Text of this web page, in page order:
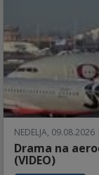
NEDELJA,
Drama na
(VIDEO)